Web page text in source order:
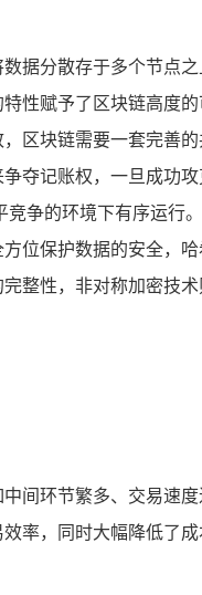
据分散存于多个节点
性赋予了区块链高度
区块链需要一套完善
夺记账权，一旦成功
争的环境下有序运行。
位保护数据的安全，
整性，非对称加密技
间环节繁多、交易速
率，同时大幅降低了